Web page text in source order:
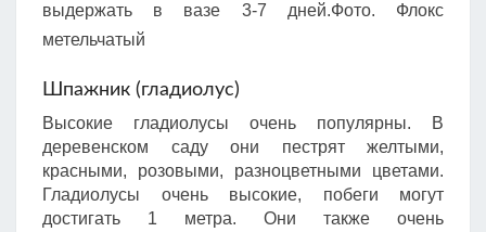
выдержать в вазе 3-7 дней.Фото. Флокс
метельчатый
Шпажник (гладиолус)
Высокие гладиолусы очень популярны. В
деревенском саду они пестрят желтыми,
красными, розовыми, разноцветными цветами.
Гладиолусы очень высокие, побеги могут
достигать 1 метра. Они также очень